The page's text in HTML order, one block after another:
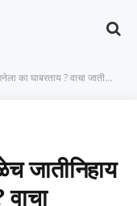
जातीनिहाय जनगणनेचा संपूर्ण इतिहास..